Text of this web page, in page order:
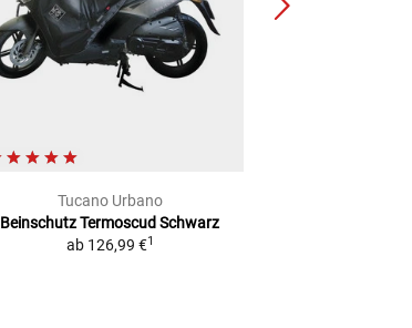
Tucano Urbano
Beinschutz Termoscud Schwarz
ab 126,99 €1